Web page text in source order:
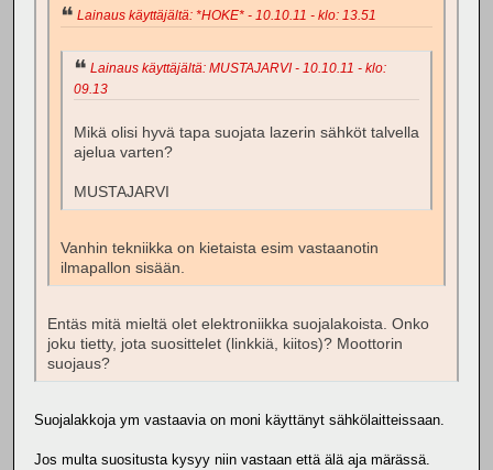
Lainaus käyttäjältä: *HOKE* - 10.10.11 - klo: 13.51
Lainaus käyttäjältä: MUSTAJARVI - 10.10.11 - klo:
09.13
Mikä olisi hyvä tapa suojata lazerin sähköt talvella
ajelua varten?
MUSTAJARVI
Vanhin tekniikka on kietaista esim vastaanotin
ilmapallon sisään.
Entäs mitä mieltä olet elektroniikka suojalakoista. Onko
joku tietty, jota suosittelet (linkkiä, kiitos)? Moottorin
suojaus?
Suojalakkoja ym vastaavia on moni käyttänyt sähkölaitteissaan.
Jos multa suositusta kysyy niin vastaan että älä aja märässä.